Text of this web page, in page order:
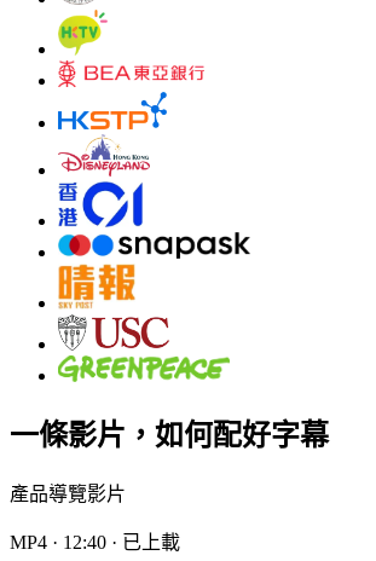
一條影片，如何配好字幕
產品導覽影片
MP4 · 12:40 · 已上載